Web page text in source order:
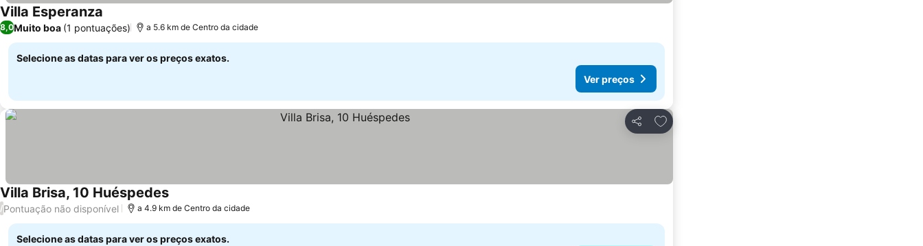
Villa Esperanza Ver preços
8,0Muito boa (1 pontuações) a 5.6 km de Centro da cidade
Selecione as datas para ver os preços exatos.
Ver preços
Partilhar
Adicionar aos favoritos
Villa Brisa, 10 HuéspedesVer preços
/Pontuação não disponível a 4.9 km de Centro da cidade
Selecione as datas para ver os preços exatos.